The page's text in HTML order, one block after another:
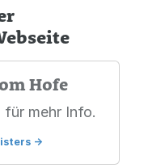
Hofe
für mehr Info.
->